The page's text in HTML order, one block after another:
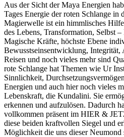
Aus der Sicht der Maya Energien
Tages Energie der roten Schlange in
Magierwelle ist ein himmlisches
des Lebens, Transformation, Selbst
Magische Kräfte, höchste Ebene
Bewusstseinsentwicklung,
Reisen und noch vieles mehr sind
rote Schlange hat Themen wie Ur
Sinnlichkeit,
Energien und auch hier noch vieles
Lebenskraft, die Kundalini. Sie
erkennen und aufzulösen. Dadurch
vollkommen präsent im HIER &
diese beiden kraftvollen Siegel und
Möglichkeit die uns dieser Neumond